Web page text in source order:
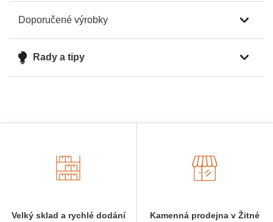
Doporučené výrobky
Rady a tipy
Velký sklad a rychlé dodání Kamenná prodejna v Žitné